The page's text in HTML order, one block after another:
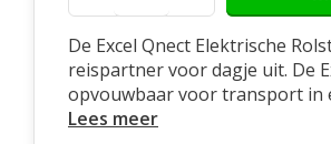
De Excel Qnect Elektrische
reispartner voor dagje uit. De
opvouwbaar voor transport in
Lees meer